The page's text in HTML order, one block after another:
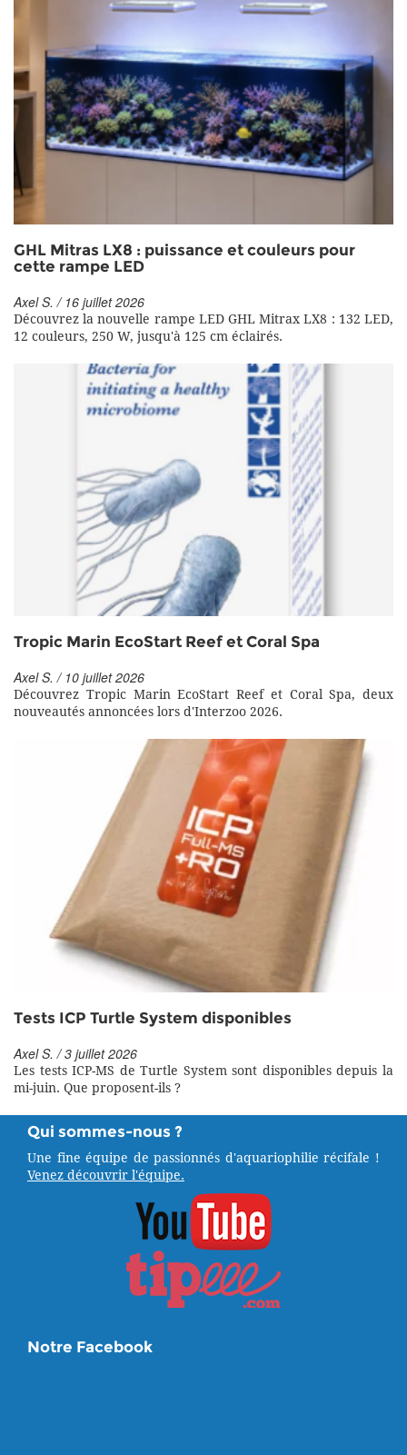
GHL Mitras LX8 : puissance et couleurs pour
cette rampe LED
Axel S. / 16 juillet 2026
Découvrez la nouvelle rampe LED GHL Mitrax LX8 : 132 LED,
12 couleurs, 250 W, jusqu'à 125 cm éclairés.
Tropic Marin EcoStart Reef et Coral Spa
Axel S. / 10 juillet 2026
Découvrez Tropic Marin EcoStart Reef et Coral Spa, deux
nouveautés annoncées lors d'Interzoo 2026.
Tests ICP Turtle System disponibles
Axel S. / 3 juillet 2026
Les tests ICP-MS de Turtle System sont disponibles depuis la
mi-juin. Que proposent-ils ?
Qui sommes-nous ?
Une fine équipe de passionnés d'aquariophilie récifale !
Venez découvrir l'équipe.
Notre Facebook